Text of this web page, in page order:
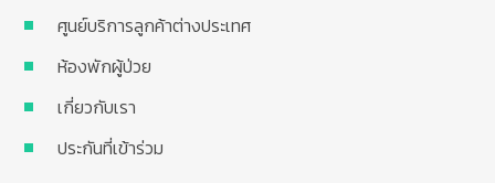
ศูนย์บริการลูกค้าต่างประเทศ
ห้องพักผู้ป่วย
เกี่ยวกับเรา
ประกันที่เข้าร่วม